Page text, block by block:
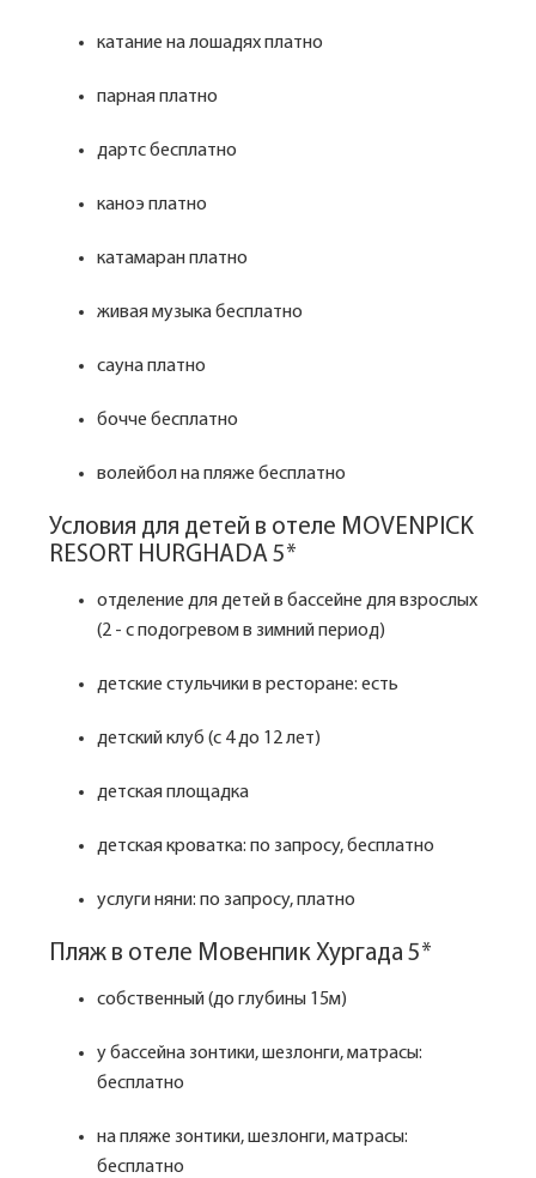
катание на лошадях платно
парная платно
дартс бесплатно
каноэ платно
катамаран платно
живая музыка бесплатно
сауна платно
бочче бесплатно
волейбол на пляже бесплатно
Условия для детей в отеле MOVENPICK
RESORT HURGHADA 5*
отделение для детей в бассейне для взрослых
(2 - с подогревом в зимний период)
детские стульчики в ресторане: есть
детский клуб (с 4 до 12 лет)
детская площадка
детская кроватка: по запросу, бесплатно
услуги няни: по запросу, платно
Пляж в отеле Мовенпик Хургада 5*
собственный (до глубины 15м)
у бассейна зонтики, шезлонги, матрасы:
бесплатно
на пляже зонтики, шезлонги, матрасы:
бесплатно